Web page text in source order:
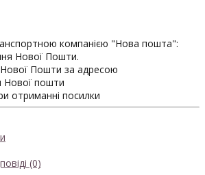
компанією "Нова пошта":
Нової Пошти.
Пошти за адресою
Нової пошти
отриманні посилки
(0)